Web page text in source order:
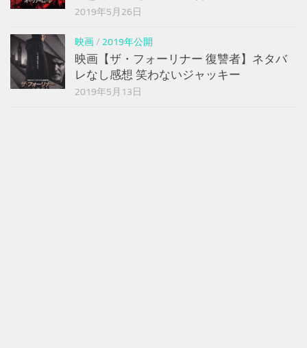
2019年5月26日
映画/ 2019年公開
映画【ザ・フォーリナー 復讐者】ネタバ
レなし感想 笑わないジャッキー
2019年5月13日